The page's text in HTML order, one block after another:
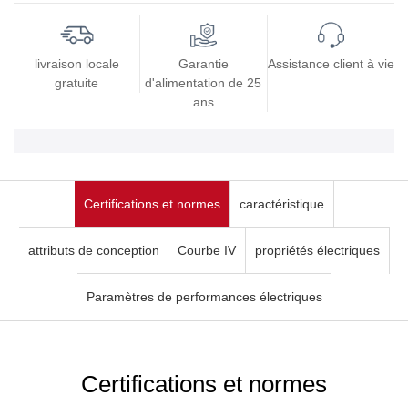
livraison locale
gratuite
Garantie
d'alimentation de 25
ans
Assistance client à vie
Certifications et normes caractéristique
attributs de conception Courbe IV propriétés électriques
Paramètres de performances électriques
Certifications et normes